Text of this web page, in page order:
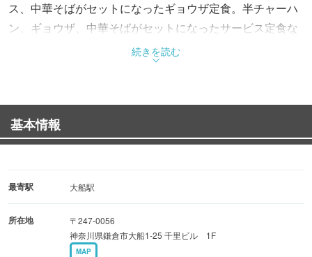
ス、中華そばがセットになったギョウザ定食。半チャーハ
ン、ギョウザ、中華そばがセットになったサービス定食な
どメニューも豊富に取り揃えています。
続きを読む
基本情報
最寄駅 大船駅
所在地
〒247-0056
神奈川県鎌倉市大船1-25 千里ビル 1F
MAP